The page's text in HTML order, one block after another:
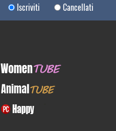
Iscriviti
Cancellati
WomenTUBE
AnimalTUBE
PcHappy